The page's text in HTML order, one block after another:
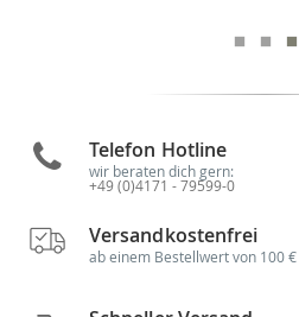
Telefon Hotline
wir beraten dich gern:
+49 (0)4171 - 79599-0
Versandkostenfrei
ab einem Bestellwert von 100